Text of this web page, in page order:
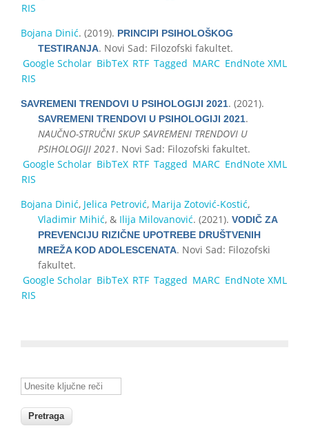
RIS
Bojana Dinić. (2019). PRINCIPI PSIHOLOŠKOG
TESTIRANJA. Novi Sad: Filozofski fakultet.
Google Scholar BibTeX RTF Tagged MARC EndNote XML
RIS
SAVREMENI TRENDOVI U PSIHOLOGIJI 2021. (2021).
SAVREMENI TRENDOVI U PSIHOLOGIJI 2021.
NAUČNO-STRUČNI SKUP SAVREMENI TRENDOVI U
PSIHOLOGIJI 2021. Novi Sad: Filozofski fakultet.
Google Scholar BibTeX RTF Tagged MARC EndNote XML
RIS
Bojana Dinić, Jelica Petrović, Marija Zotović-Kostić,
Vladimir Mihić, & Ilija Milovanović. (2021). VODIČ ZA
PREVENCIJU RIZIČNE UPOTREBE DRUŠTVENIH
MREŽA KOD ADOLESCENATA. Novi Sad: Filozofski
fakultet.
Google Scholar BibTeX RTF Tagged MARC EndNote XML
RIS
Unesite ključne reči